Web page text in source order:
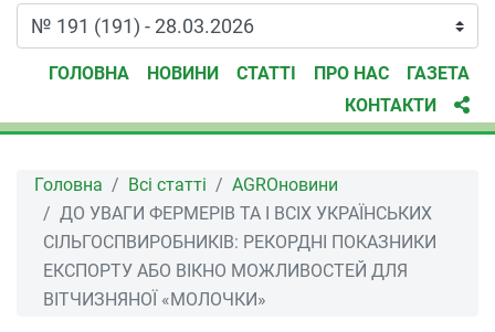
ГОЛОВНА НОВИНИ СТАТТІ ПРО НАС
ГАЗЕТА
КОНТАКТИ
Головна Всі статті
AGROновини
ДО УВАГИ ФЕРМЕРІВ ТА І ВСІХ УКРАЇНСЬКИХ
СІЛЬГОСПВИРОБНИКІВ: РЕКОРДНІ ПОКАЗНИКИ
ЕКСПОРТУ АБО ВІКНО МОЖЛИВОСТЕЙ ДЛЯ
ВІТЧИЗНЯНОЇ «МОЛОЧКИ»